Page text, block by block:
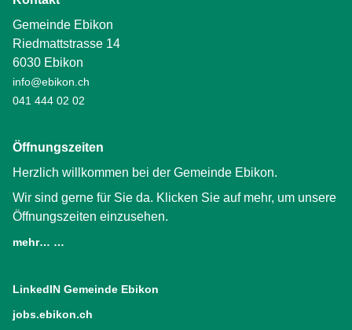
Gemeinde Ebikon
Riedmattstrasse 14
6030 Ebikon
info@ebikon.ch
041 444 02 02
Öffnungszeiten
Herzlich willkommen bei der Gemeinde Ebikon.
Wir sind gerne für Sie da. Klicken Sie auf mehr, um unsere
Öffnungszeiten einzusehen.
mehr… …
LinkedIN Gemeinde Ebikon
jobs.ebikon.ch